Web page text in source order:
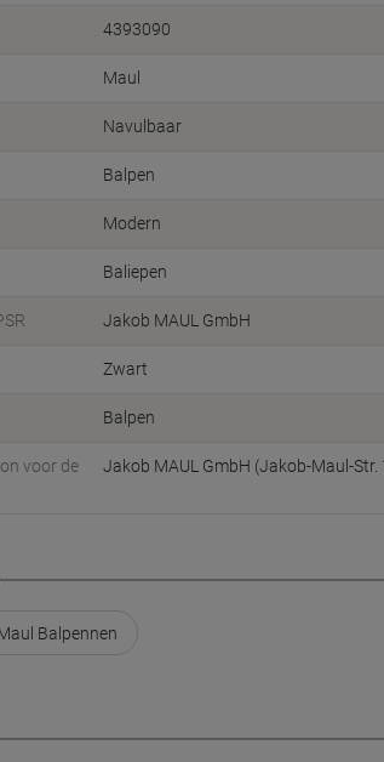
4393090
Maul
Navulbaar
Balpen
Modern
Baliepen
Jakob MAUL GmbH
Zwart
Balpen
voor de
Jakob MAUL GmbH (Jakob-Maul-
Balpennen